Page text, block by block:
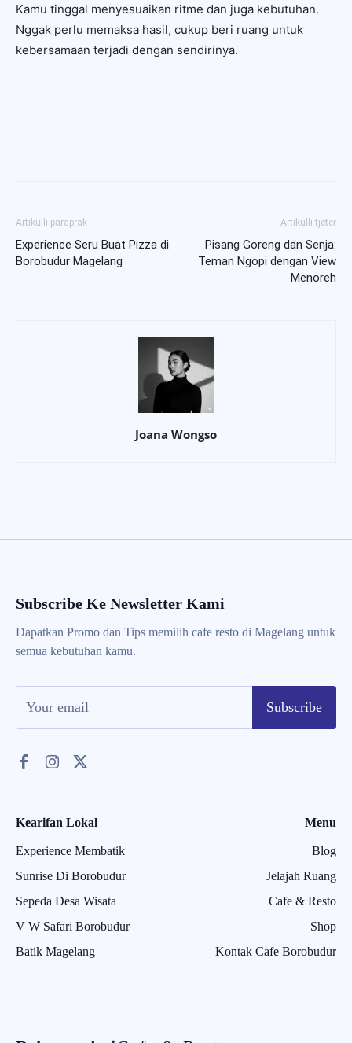
Kamu tinggal menyesuaikan ritme dan juga kebutuhan.
Nggak perlu memaksa hasil, cukup beri ruang untuk
kebersamaan terjadi dengan sendirinya.
Artikulli paraprak
Experience Seru Buat Pizza di
Borobudur Magelang
Artikulli tjetër
Pisang Goreng dan Senja:
Teman Ngopi dengan View
Menoreh
Joana Wongso
Subscribe Ke Newsletter Kami
Dapatkan Promo dan Tips memilih cafe resto di Magelang untuk
semua kebutuhan kamu.
Subscribe
Kearifan Lokal
Experience Membatik
Sunrise Di Borobudur
Sepeda Desa Wisata
V W Safari Borobudur
Batik Magelang
Menu
Blog
Jelajah Ruang
Cafe & Resto
Shop
Kontak Cafe Borobudur